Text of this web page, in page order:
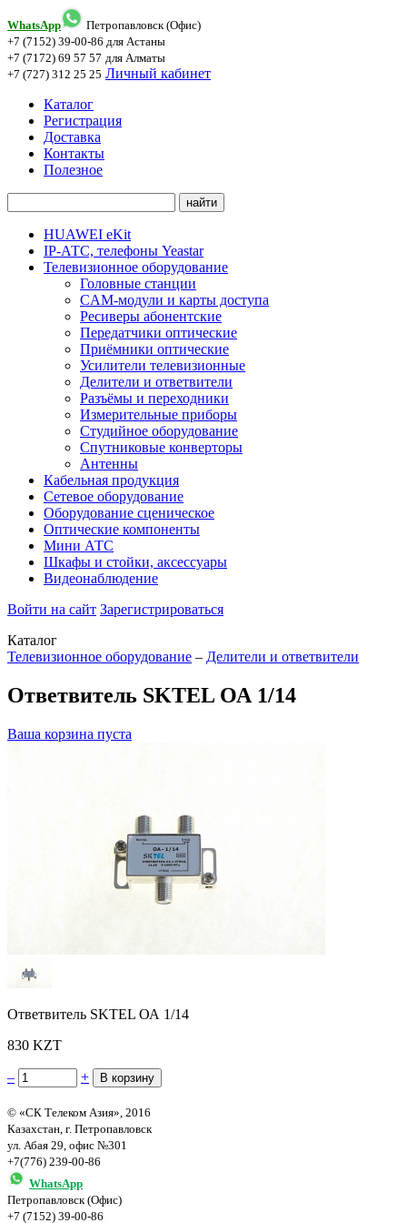
WhatsApp
Петропавловск (Офис)
+7 (7152) 39-00-86 для Астаны
+7 (7172) 69 57 57 для Алматы
+7 (727) 312 25 25 Личный кабинет
Каталог
Регистрация
Доставка
Контакты
Полезное
HUAWEI eKit
IP-АТС, телефоны Yeastar
Телевизионное оборудование
Головные станции
CAM-модули и карты доступа
Ресиверы абонентские
Передатчики оптические
Приёмники оптические
Усилители телевизионные
Делители и ответвители
Разъёмы и переходники
Измерительные приборы
Студийное оборудование
Спутниковые конверторы
Антенны
Кабельная продукция
Сетевое оборудование
Оборудование сценическое
Оптические компоненты
Мини АТС
Шкафы и стойки, аксессуары
Видеонаблюдение
Войти на сайт Зарегистрироваться
Каталог
Телевизионное оборудование – Делители и ответвители
Ответвитель SKTEL ОА 1/14
Ваша корзина пуста
Ответвитель SKTEL ОА 1/14
830 KZT
– +
© «СК Телеком Азия», 2016
Казахстан, г. Петропавловск
ул. Абая 29, офис №301
+7(776) 239-00-86
WhatsApp
Петропавловск (Офис)
+7 (7152) 39-00-86